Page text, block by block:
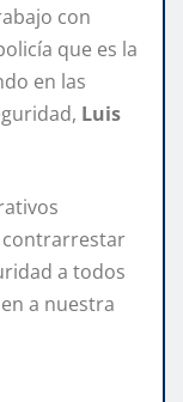
con
que es la
en las
Luis
contrarrestar
a todos
a nuestra